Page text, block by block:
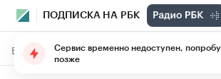
ПОДПИСКА НА РБК
В подписке Материалы Лекции The
Сервис временно недоступен,
позже